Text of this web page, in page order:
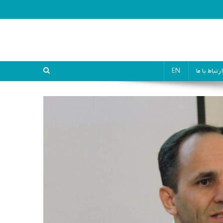
ارتباط با ما EN